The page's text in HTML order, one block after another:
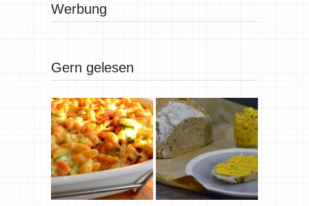
Werbung
Gern gelesen